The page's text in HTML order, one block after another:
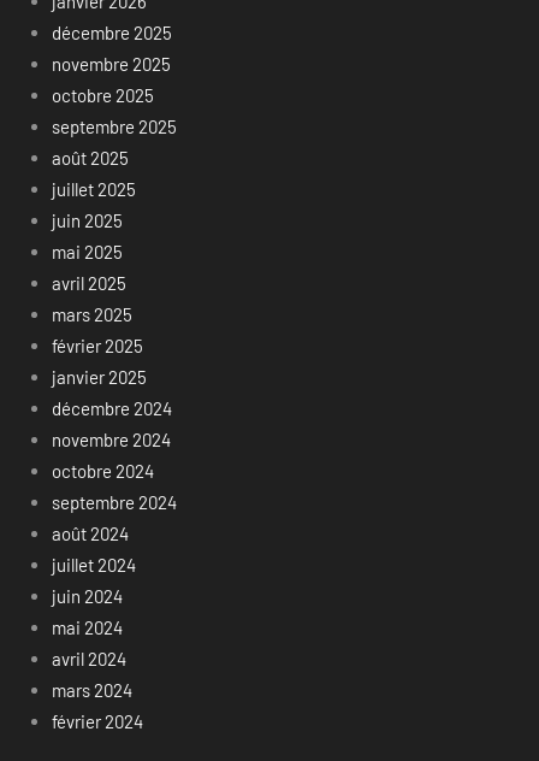
décembre 2025
novembre 2025
octobre 2025
septembre 2025
août 2025
juillet 2025
juin 2025
mai 2025
avril 2025
mars 2025
février 2025
janvier 2025
décembre 2024
novembre 2024
octobre 2024
septembre 2024
août 2024
juillet 2024
juin 2024
mai 2024
avril 2024
mars 2024
février 2024